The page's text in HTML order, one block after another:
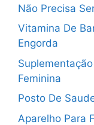
Não Precisa
Vitamina De
Engorda
Feminina
Posto De
Aparelho Para